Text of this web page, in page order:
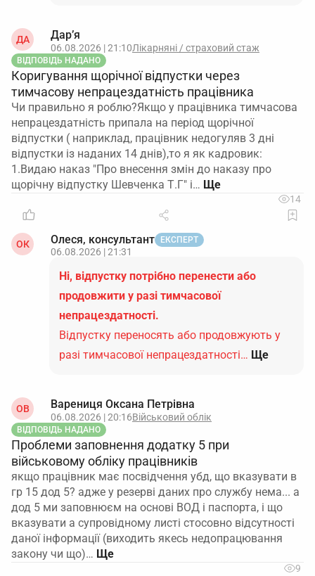
ДА Дар’я
06.08.2026 | 21:10Лікарняні / страховий стаж
ВІДПОВІДЬ НАДАНО
Коригування щорічної відпустки через
тимчасову непрацездатність працівника
Чи правильно я роблю?Якщо у працівника тимчасова
непрацездатність припала на період щорічної
відпустки ( наприклад, працівник недогуляв 3 дні
відпустки із наданих 14 днів),то я як кадровик:
1.Видаю наказ "Про внесення змін до наказу про
щорічну відпустку Шевченка Т.Г" і…
14
ОК Олеся, консультант ЕКСПЕРТ
06.08.2026 | 21:31
Ні, відпустку потрібно перенести або
продовжити у разі тимчасової
непрацездатності.
Відпустку переносять або продовжують у
разі тимчасової непрацездатності… Ще
ОВ Варениця Оксана Петрівна
06.08.2026 | 20:16Військовий облік
ВІДПОВІДЬ НАДАНО
Проблеми заповнення додатку 5 при
військовому обліку працівників
якщо працівник має посвідчення убд, що вказувати в
гр 15 дод 5? адже у резерві даних про службу нема... а
дод 5 ми заповнюєм на основі ВОД і паспорта, і що
вказувати а супровідному листі стосовно відсутності
даної інформації (виходить якесь недопрацювання
закону чи що)…
9